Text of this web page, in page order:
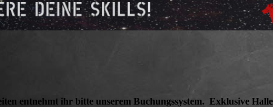
entnehmt ihr bitte unserem Buchungssystem. Exklusive